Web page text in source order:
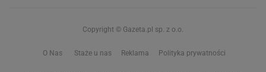
Copyright © Gazeta.pl sp. z o.o.
O Nas Staże u nas Reklama Polityka prywatności